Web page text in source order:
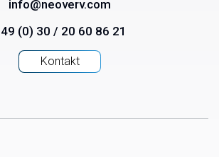
info@neoverv.com
(0) 30 / 20 60 86 21
Kontakt